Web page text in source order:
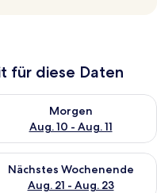
für diese Daten
Nacht, Aug. 9 - Aug.
Morgen
Aug. 10 - Aug. 11
die Verfügbarkeit
Wochenende, Aug. 14
Nächstes Wochenende
Aug. 21 - Aug. 23
die Verfügbarkeit